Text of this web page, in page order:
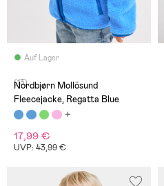
Auf Lager
(13)
Nordbjørn Mollösund
Fleecejacke, Regatta Blue
17,99 €
UVP: 43,99 €